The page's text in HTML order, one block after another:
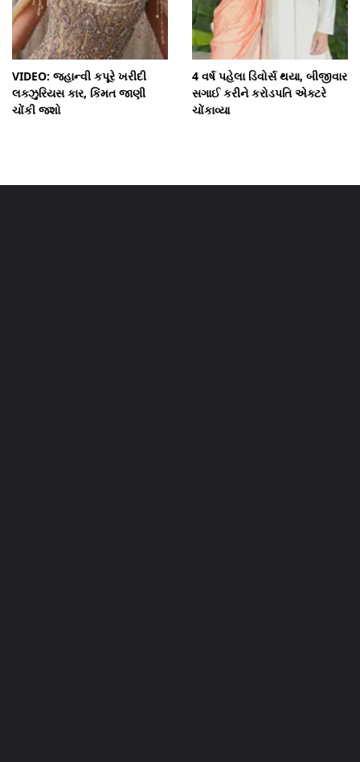
VIDEO: જ્હાન્વી કપૂરે ખરીદી
લક્ઝુરિયસ કાર, કિંમત જાણી
ચોંકી જશો
4 વર્ષ પહેલા ડિવોર્સ થયા, બીજીવાર
સગાઈ કરીને કરોડપતિ એક્ટરે
ચોંકાવ્યા